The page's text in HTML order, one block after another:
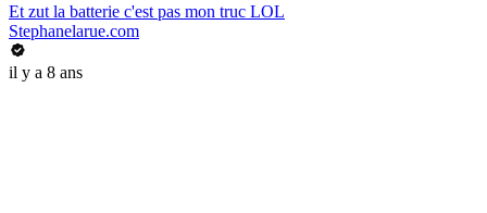
Et zut la batterie c'est pas mon truc LOL
Stephanelarue.com
il y a 8 ans